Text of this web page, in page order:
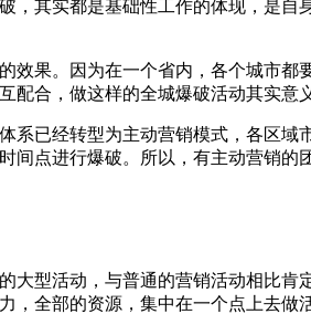
其实都是基础性工作的体现，是
效果。因为在一个省内，各个城市
配合，做这样的全城爆破活动其实意
系已经转型为主动营销模式，各区
点进行爆破。所以，有主动营销的
大型活动，与普通的营销活动相比
全部的资源，集中在一个点上去做